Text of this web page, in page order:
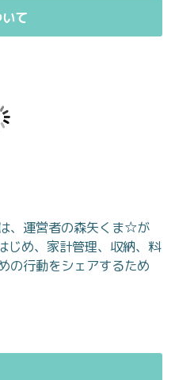
て
、運営者の森矢くま☆が
じめ、家計管理、収納、料
の行動をシェアするため